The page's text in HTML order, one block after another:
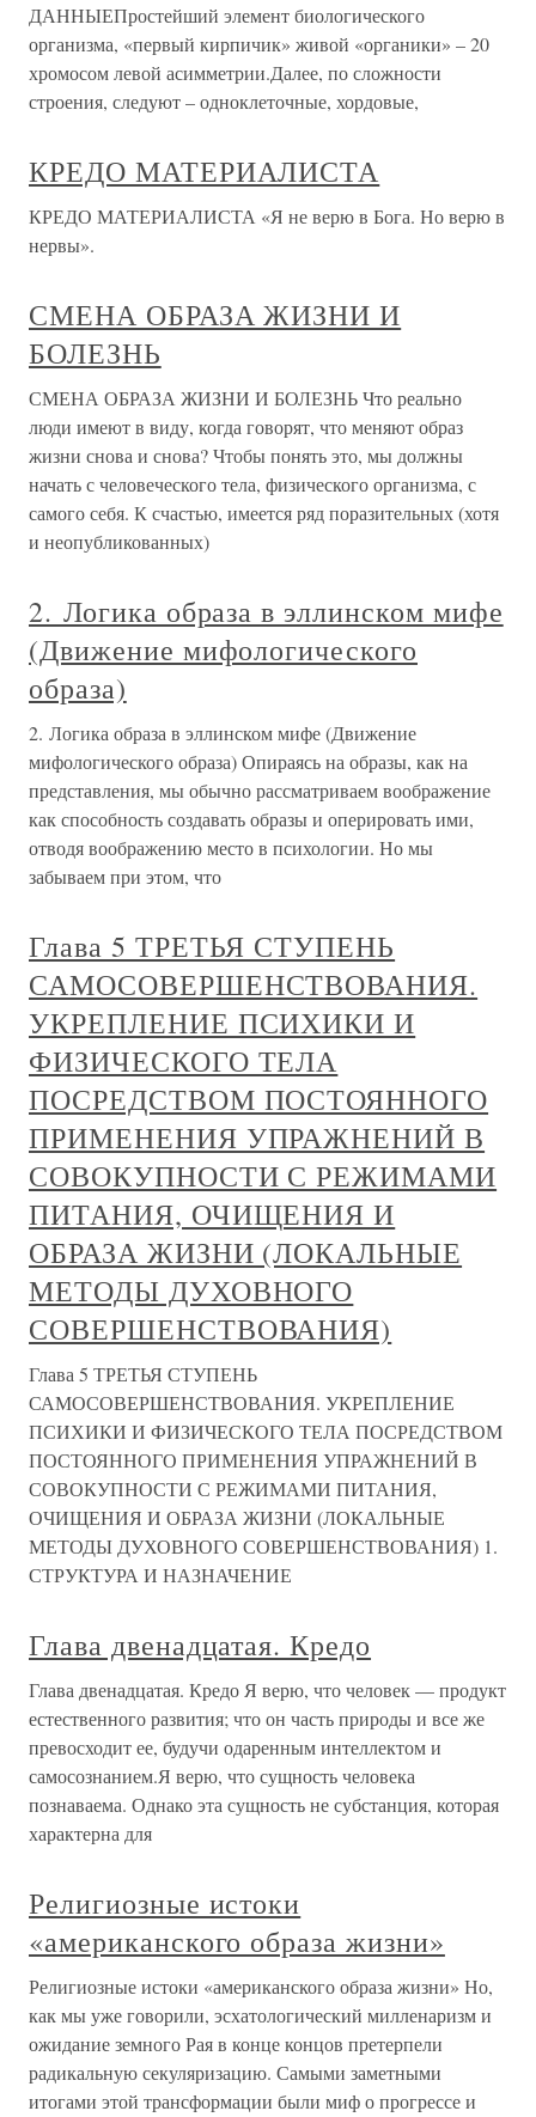
ДАННЫЕПростейший элемент биологического
организма, «первый кирпичик» живой «органики» – 20
хромосом левой асимметрии.Далее, по сложности
строения, следуют – одноклеточные, хордовые,
КРЕДО МАТЕРИАЛИСТА
КРЕДО МАТЕРИАЛИСТА «Я не верю в Бога. Но верю в
нервы».
СМЕНА ОБРАЗА ЖИЗНИ И
БОЛЕЗНЬ
СМЕНА ОБРАЗА ЖИЗНИ И БОЛЕЗНЬ Что реально
люди имеют в виду, когда говорят, что меняют образ
жизни снова и снова? Чтобы понять это, мы должны
начать с человеческого тела, физического организма, с
самого себя. К счастью, имеется ряд поразительных (хотя
и неопубликованных)
2. Логика образа в эллинском мифе
(Движение мифологического
образа)
2. Логика образа в эллинском мифе (Движение
мифологического образа) Опираясь на образы, как на
представления, мы обычно рассматриваем воображение
как способность создавать образы и оперировать ими,
отводя воображению место в психологии. Но мы
забываем при этом, что
Глава 5 ТРЕТЬЯ СТУПЕНЬ
САМОСОВЕРШЕНСТВОВАНИЯ.
УКРЕПЛЕНИЕ ПСИХИКИ И
ФИЗИЧЕСКОГО ТЕЛА
ПОСРЕДСТВОМ ПОСТОЯННОГО
ПРИМЕНЕНИЯ УПРАЖНЕНИЙ В
СОВОКУПНОСТИ С РЕЖИМАМИ
ПИТАНИЯ, ОЧИЩЕНИЯ И
ОБРАЗА ЖИЗНИ (ЛОКАЛЬНЫЕ
МЕТОДЫ ДУХОВНОГО
СОВЕРШЕНСТВОВАНИЯ)
Глава 5 ТРЕТЬЯ СТУПЕНЬ
САМОСОВЕРШЕНСТВОВАНИЯ. УКРЕПЛЕНИЕ
ПСИХИКИ И ФИЗИЧЕСКОГО ТЕЛА ПОСРЕДСТВОМ
ПОСТОЯННОГО ПРИМЕНЕНИЯ УПРАЖНЕНИЙ В
СОВОКУПНОСТИ С РЕЖИМАМИ ПИТАНИЯ,
ОЧИЩЕНИЯ И ОБРАЗА ЖИЗНИ (ЛОКАЛЬНЫЕ
МЕТОДЫ ДУХОВНОГО СОВЕРШЕНСТВОВАНИЯ) 1.
СТРУКТУРА И НАЗНАЧЕНИЕ
Глава двенадцатая. Кредо
Глава двенадцатая. Кредо Я верю, что человек — продукт
естественного развития; что он часть природы и все же
превосходит ее, будучи одаренным интеллектом и
самосознанием.Я верю, что сущность человека
познаваема. Однако эта сущность не субстанция, которая
характерна для
Религиозные истоки
«американского образа жизни»
Религиозные истоки «американского образа жизни» Но,
как мы уже говорили, эсхатологический милленаризм и
ожидание земного Рая в конце концов претерпели
радикальную секуляризацию. Самыми заметными
итогами этой трансформации были миф о прогрессе и